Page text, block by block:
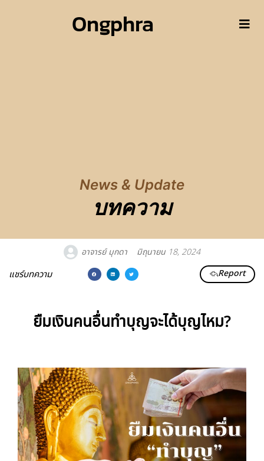
Ongphra
News & Update
บทความ
อาจารย์ มุกดา มิถุนายน 18, 2024
แชร์บทความ Report
ยืมเงินคนอื่นทำบุญจะได้บุญไหม?